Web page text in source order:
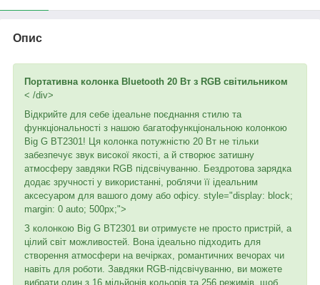
Опис
Портативна колонка Bluetooth 20 Вт з RGB світильником
< /div>
Відкрийте для себе ідеальне поєднання стилю та
функціональності з нашою багатофункціональною колонкою
Big G BT2301! Ця колонка потужністю 20 Вт не тільки
забезпечує звук високої якості, а й створює затишну
атмосферу завдяки RGB підсвічуванню. Бездротова зарядка
додає зручності у використанні, роблячи її ідеальним
аксесуаром для вашого дому або офісу. style="display: block;
margin: 0 auto; 500px;">
З колонкою Big G BT2301 ви отримуєте не просто пристрій, а
цілий світ можливостей. Вона ідеально підходить для
створення атмосфери на вечірках, романтичних вечорах чи
навіть для роботи. Завдяки RGB-підсвічуванню, ви можете
вибрати один з 16 мільйонів кольорів та 256 режимів, щоб